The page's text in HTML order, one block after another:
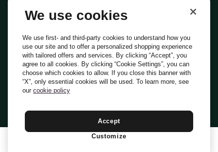
Everli Shoppers
About Us
Everli News
Domande frequenti
Lavora con noi
Diventa Shopper
Investitori
PrivacyCookiePreferenze Cookie
Termini e CondizioniCodice Etico
Indirizzo PEC: everli@pec.it - indirizzo DPO: dpo@everli.com
Italiano
We use cookies
We use first- and third-party cookies to understand how you
use our site and to offer a personalized shopping experience
with tailored offers and services. By clicking “Accept”, you
agree to all cookies. By clicking “Cookie Settings”, you can
choose which cookies to allow. If you close this banner with
“X”, only essential cookies will be used. To learn more, see
our cookie policy
Accept
Customize